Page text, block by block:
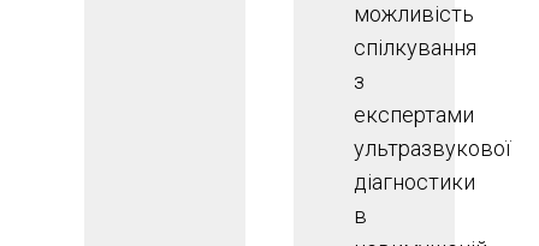
можливість
спілкування
з
експертами
ультразвукової
діагностики
в